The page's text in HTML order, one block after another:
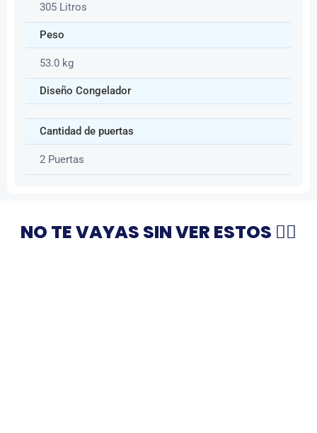
305 Litros
Peso
53.0 kg
Diseño Congelador
Cantidad de puertas
2 Puertas
NO TE VAYAS SIN VER ESTOS 👇🏻